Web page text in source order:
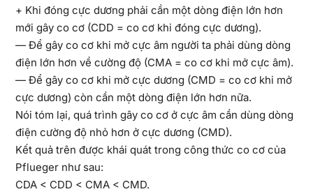
+ Khi đóng cực dương phải cần một dòng điện lớn hơn
mới gây co cơ (CDD = co cơ khi đóng cực dương).
— Để gây co cơ khi mở cực âm người ta phải dùng dòng
điện lớn hơn về cường độ (CMA = co cơ khi mở cực âm).
— Để gây co cơ khi mở cực dương (CMD = co cơ khi mở
cực dương) còn cần một dòng điện lớn hơn nữa.
Nói tóm lại, quá trình gây co cơ ở cực âm cần dùng dòng
điện cường độ nhỏ hơn ở cực dương (CMD).
Kết quả trên được khái quát trong công thức co cơ của
Pflueger như sau:
CDA < CDD < CMA < CMD.